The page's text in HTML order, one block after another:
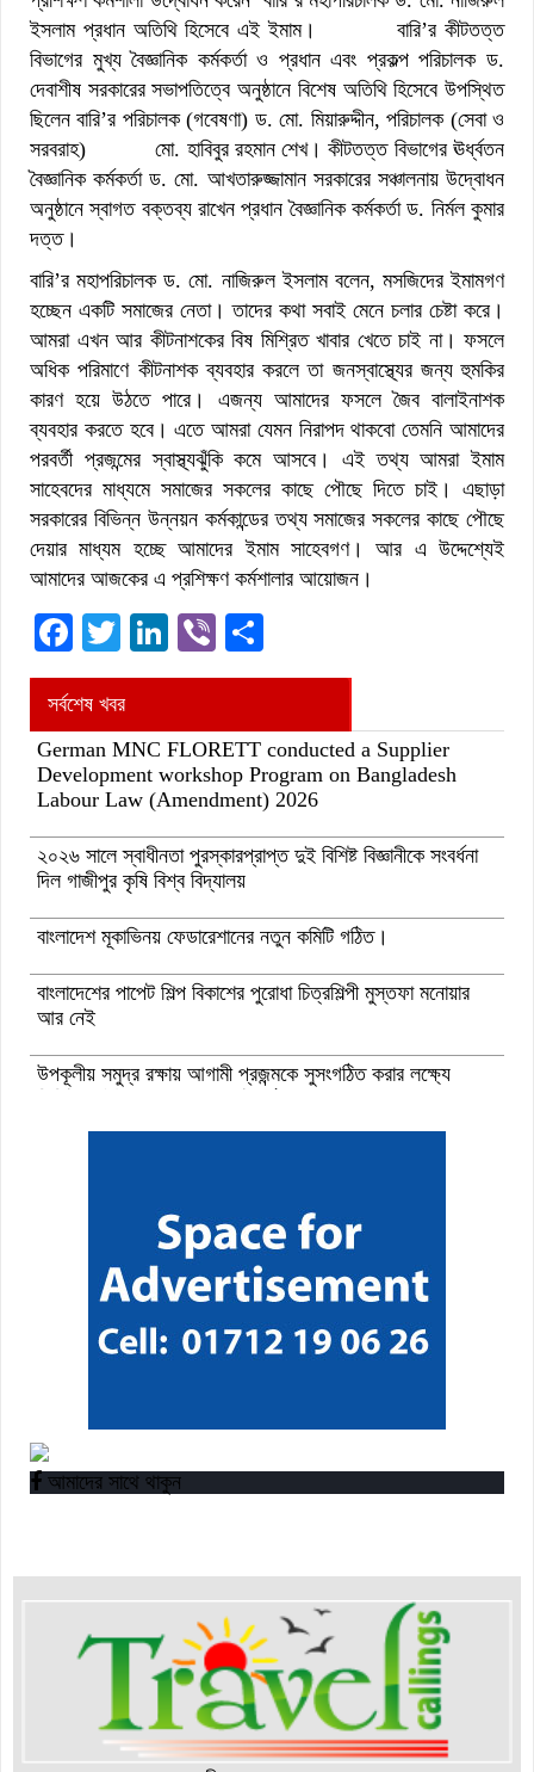
ইসলাম প্রধান অতিথি হিসেবে এই ইমাম। বারি’র কীটতত্ত
বিভাগের মুখ্য বৈজ্ঞানিক কর্মকর্তা ও প্রধান এবং প্রকল্প পরিচালক ড.
দেবাশীষ সরকারের সভাপতিত্বে অনুষ্ঠানে বিশেষ অতিথি হিসেবে উপস্থিত
ছিলেন বারি’র পরিচালক (গবেষণা) ড. মো. মিয়ারুদ্দীন, পরিচালক (সেবা ও
সরবরাহ) মো. হাবিবুর রহমান শেখ। কীটতত্ত বিভাগের ঊর্ধ্বতন
বৈজ্ঞানিক কর্মকর্তা ড. মো. আখতারুজ্জামান সরকারের সঞ্চালনায় উদ্বোধন
অনুষ্ঠানে স্বাগত বক্তব্য রাখেন প্রধান বৈজ্ঞানিক কর্মকর্তা ড. নির্মল কুমার
দত্ত।
বারি’র মহাপরিচালক ড. মো. নাজিরুল ইসলাম বলেন, মসজিদের ইমামগণ
হচ্ছেন একটি সমাজের নেতা। তাদের কথা সবাই মেনে চলার চেষ্টা করে।
আমরা এখন আর কীটনাশকের বিষ মিশ্রিত খাবার খেতে চাই না। ফসলে
অধিক পরিমাণে কীটনাশক ব্যবহার করলে তা জনস্বাস্থ্যের জন্য হুমকির
কারণ হয়ে উঠতে পারে। এজন্য আমাদের ফসলে জৈব বালাইনাশক
ব্যবহার করতে হবে। এতে আমরা যেমন নিরাপদ থাকবো তেমনি আমাদের
পরবর্তী প্রজন্মের স্বাস্থ্যঝুঁকি কমে আসবে। এই তথ্য আমরা ইমাম
সাহেবদের মাধ্যমে সমাজের সকলের কাছে পৌছে দিতে চাই। এছাড়া
সরকারের বিভিন্ন উন্নয়ন কর্মকান্ডের তথ্য সমাজের সকলের কাছে পৌছে
দেয়ার মাধ্যম হচ্ছে আমাদের ইমাম সাহেবগণ। আর এ উদ্দেশ্যেই
আমাদের আজকের এ প্রশিক্ষণ কর্মশালার আয়োজন।
Facebook
TwitterLinkedIn
Viber
সর্বশেষ খবর
German MNC FLORETT conducted a Supplier
Development workshop Program on Bangladesh
Labour Law (Amendment) 2026
২০২৬ সালে স্বাধীনতা পুরস্কারপ্রাপ্ত দুই বিশিষ্ট বিজ্ঞানীকে সংবর্ধনা
দিল গাজীপুর কৃষি বিশ্ব বিদ্যালয়
বাংলাদেশ মূকাভিনয় ফেডারেশানের নতুন কমিটি গঠিত।
বাংলাদেশের পাপেট শিল্প বিকাশের পুরোধা চিত্রশিল্পী মুস্তফা মনোয়ার
আর নেই
উপকূলীয় সমুদ্র রক্ষায় আগামী প্রজন্মকে সুসংগঠিত করার লক্ষ্যে
আমাদের সাথে থাকুন